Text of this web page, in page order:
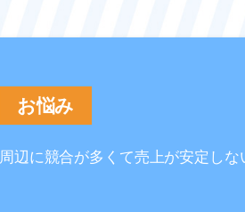
お悩み
周辺に競合が多くて売上が安定し